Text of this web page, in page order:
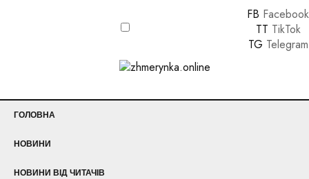
FB Facebook
TT TikTok
TG Telegram
ГОЛОВНА
НОВИНИ
НОВИНИ ВІД ЧИТАЧІВ